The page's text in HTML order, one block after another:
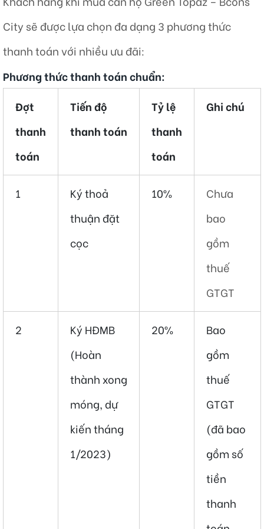
City sẽ được lựa chọn đa dạng 3 phương thức
thanh toán với nhiều ưu đãi:
Phương thức thanh toán chuẩn:
Đợt
thanh
toán
Tiến độ
thanh toán
Tỷ lệ
thanh
toán
Ghi chú
1
Ký thoả
thuận đặt
cọc
10%
Chưa
bao
gồm
thuế
GTGT
2
Ký HĐMB
(Hoàn
thành xong
móng, dự
kiến tháng
1/2023)
20%
Bao
gồm
thuế
GTGT
(đã bao
gồm số
tiền
thanh